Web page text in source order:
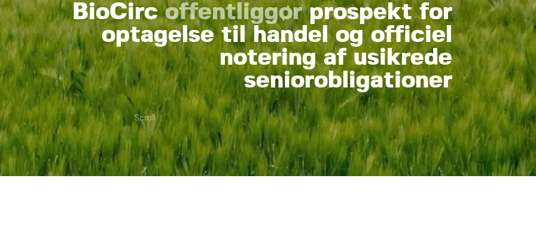
BioCircoffentliggørprospekt for
optagelse til handel og officiel
notering af usikrede
seniorobligationer
Scroll